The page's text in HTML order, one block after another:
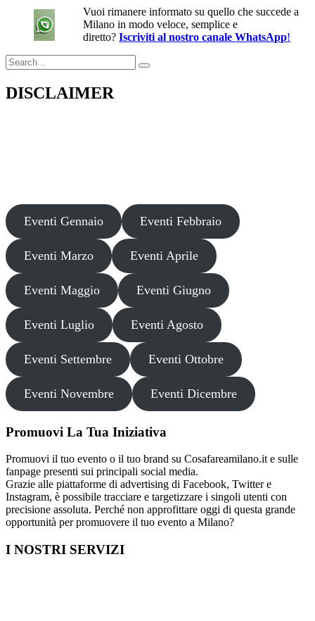
Vuoi rimanere informato su quello che succede a
Milano in modo veloce, semplice e
diretto?Iscriviti al nostro canale WhatsApp!
Search
for:
DISCLAIMER
Eventi Gennaio Eventi Febbraio
Eventi Marzo Eventi Aprile
Eventi Maggio Eventi Giugno
Eventi Luglio Eventi Agosto
Eventi Settembre Eventi Ottobre
Eventi Novembre Eventi Dicembre
Promuovi La Tua Iniziativa
Promuovi il tuo evento o il tuo brand su Cosafareamilano.it e sulle
fanpage presenti sui principali social media.
Grazie alle piattaforme di advertising di Facebook, Twitter e
Instagram, è possibile tracciare e targetizzare i singoli utenti con
precisione assoluta. Perché non approfittare oggi di questa grande
opportunità per promuovere il tuo evento a Milano?
I NOSTRI SERVIZI